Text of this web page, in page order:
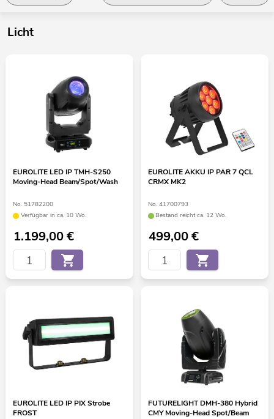
Licht
EUROLITE LED IP TMH-S250
Moving-Head Beam/Spot/Wash
No. 51782200
Verfügbar in ca. 10 Wo.
1.199,00€
EUROLITE AKKU IP PAR 7 QCL
CRMX MK2
No. 41700793
Bestand reicht ca. 12 Wo.
499,00€
EUROLITE LED IP PIX Strobe
FROST
FUTURELIGHT DMH-380 Hybrid
CMY Moving-Head Spot/Beam